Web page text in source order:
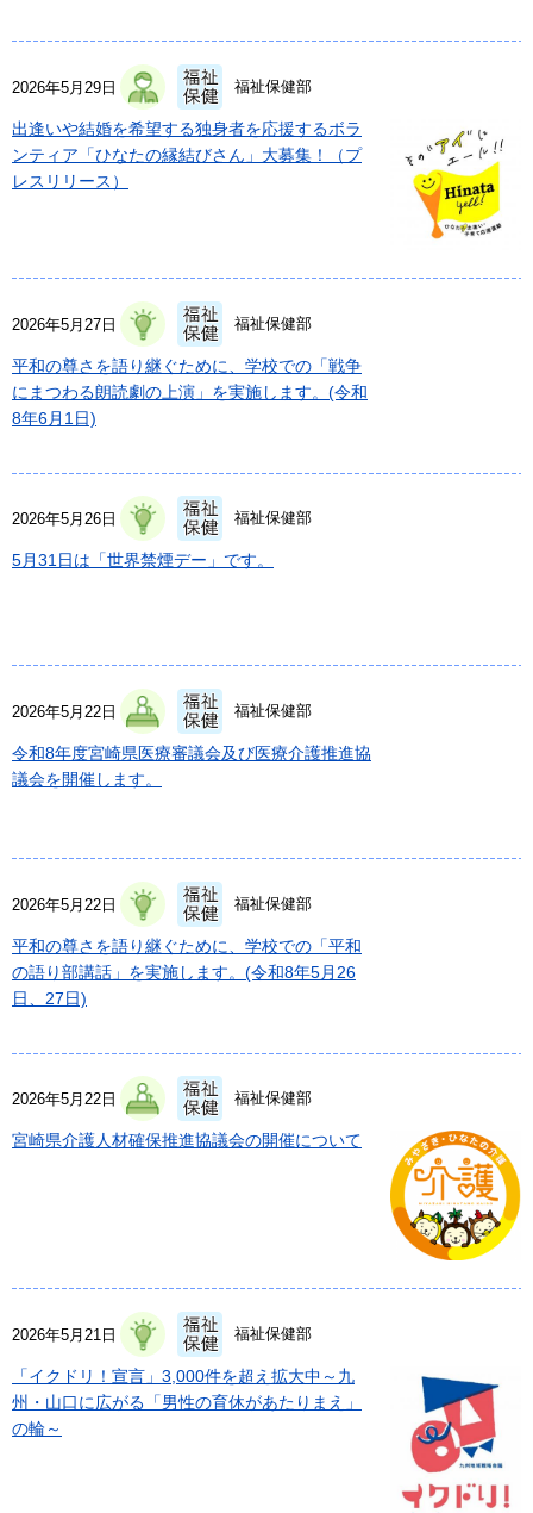
2026年5月29日 福祉保健部
出逢いや結婚を希望する独身者を応援するボラ
ンティア「ひなたの縁結びさん」大募集！（プ
レスリリース）
2026年5月27日 福祉保健部
平和の尊さを語り継ぐために、学校での「戦争
にまつわる朗読劇の上演」を実施します。(令和
8年6月1日)
2026年5月26日 福祉保健部
5月31日は「世界禁煙デー」です。
2026年5月22日 福祉保健部
令和8年度宮崎県医療審議会及び医療介護推進協
議会を開催します。
2026年5月22日 福祉保健部
平和の尊さを語り継ぐために、学校での「平和
の語り部講話」を実施します。(令和8年5月26
日、27日)
2026年5月22日 福祉保健部
宮崎県介護人材確保推進協議会の開催について
2026年5月21日 福祉保健部
「イクドリ！宣言」3,000件を超え拡大中～九
州・山口に広がる「男性の育休があたりまえ」
の輪～